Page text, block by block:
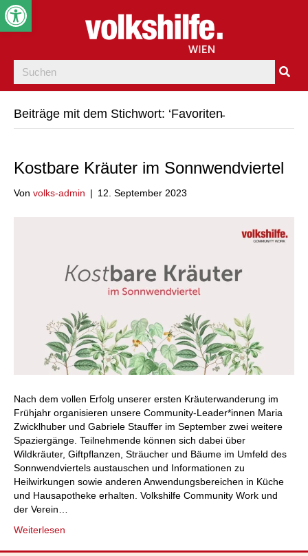
Beiträge mit dem Stichwort: ‘Favoriten̵
Kostbare Kräuter im Sonnwendviertel
Von volks-admin | 12. September 2023
Nach dem vollen Erfolg unserer ersten Kräuterwanderung im
Frühjahr organisieren unsere Community-Leader*innen Maria
Zwicklhuber und Gabriele Stauffer im September zwei weitere
Spaziergänge. Teilnehmende können sich dabei über
Wildkräuter, Giftpflanzen, Sträucher und Bäume im Umfeld des
Sonnwendviertels austauschen und Informationen zu
Heilwirkungen sowie anderen Anwendungsbereichen in Küche
und Hausapotheke erhalten. Volkshilfe Community Work und
der Verein…
Weiterlesen